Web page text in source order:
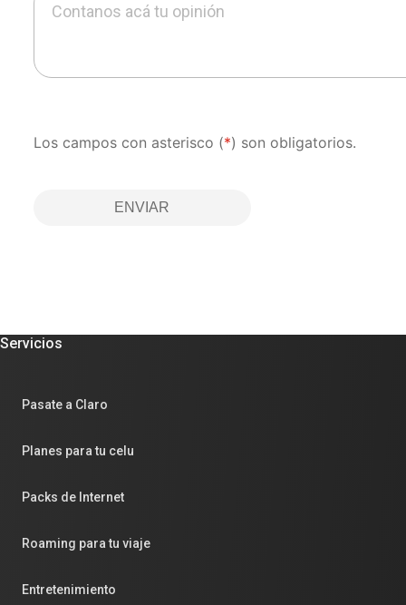
Contanos acá tu opinión
Los campos con asterisco (*) son obligatorios.
ENVIAR
Servicios
Pasate a Claro
Planes para tu celu
Packs de Internet
Roaming para tu viaje
Entretenimiento